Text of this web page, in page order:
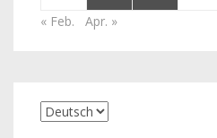
« Feb.
Apr. »